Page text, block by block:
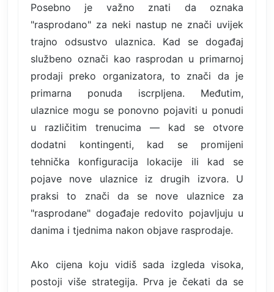
Posebno je važno znati da oznaka
"rasprodano" za neki nastup ne znači uvijek
trajno odsustvo ulaznica. Kad se događaj
službeno označi kao rasprodan u primarnoj
prodaji preko organizatora, to znači da je
primarna ponuda iscrpljena. Međutim,
ulaznice mogu se ponovno pojaviti u ponudi
u različitim trenucima — kad se otvore
dodatni kontingenti, kad se promijeni
tehnička konfiguracija lokacije ili kad se
pojave nove ulaznice iz drugih izvora. U
praksi to znači da se nove ulaznice za
"rasprodane" događaje redovito pojavljuju u
danima i tjednima nakon objave rasprodaje.
Ako cijena koju vidiš sada izgleda visoka,
postoji više strategija. Prva je čekati da se